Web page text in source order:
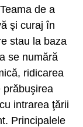
de a
şi curaj în
stau la baza
se numără
ridicarea
prăbuşirea
intrarea ţării
Principalele